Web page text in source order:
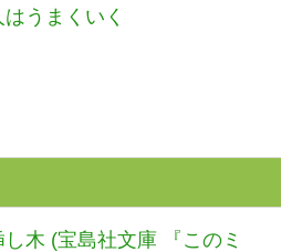
うまくいく
木 (宝島社文庫 『このミ